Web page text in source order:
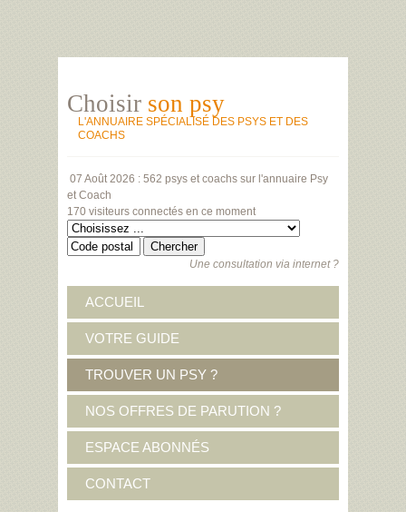
Choisir son psy
L'ANNUAIRE SPÉCIALISÉ DES PSYS ET DES
COACHS
07 Août 2026 : 562 psys et coachs sur l'annuaire Psy
et Coach
170 visiteurs connectés en ce moment
Une consultation via internet ?
ACCUEIL
VOTRE GUIDE
TROUVER UN PSY ?
NOS OFFRES DE PARUTION ?
ESPACE ABONNÉS
CONTACT